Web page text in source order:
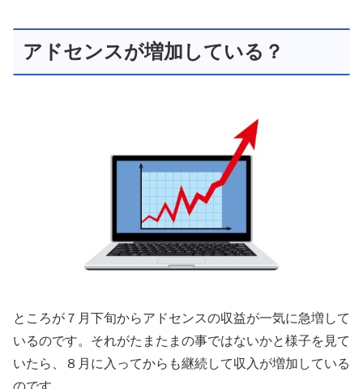
アドセンスが増加している？
ところが７月下旬からアドセンスの収益が一気に急増して
いるのです。それがたまたまの事ではないかと様子を見て
いたら、８月に入ってからも継続して収入が増加している